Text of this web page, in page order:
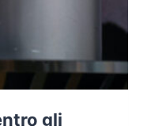
gli